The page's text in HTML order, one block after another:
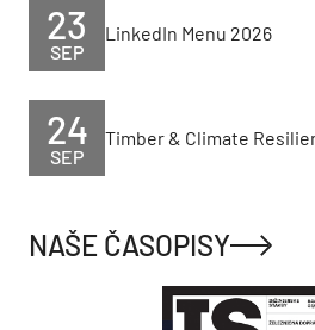
SEP
23 LinkedIn Menu 2026
SEP
24 Timber & Climate
NAŠE ČASOPISY